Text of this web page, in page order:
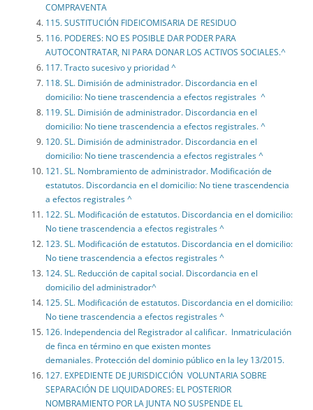
COMPRAVENTA
115. SUSTITUCIÓN FIDEICOMISARIA DE RESIDUO
116. PODERES: NO ES POSIBLE DAR PODER PARA
AUTOCONTRATAR, NI PARA DONAR LOS ACTIVOS SOCIALES.^
117. Tracto sucesivo y prioridad ^
118. SL. Dimisión de administrador. Discordancia en el
domicilio: No tiene trascendencia a efectos registrales ^
119. SL. Dimisión de administrador. Discordancia en el
domicilio: No tiene trascendencia a efectos registrales. ^
120. SL. Dimisión de administrador. Discordancia en el
domicilio: No tiene trascendencia a efectos registrales ^
121. SL. Nombramiento de administrador. Modificación de
estatutos. Discordancia en el domicilio: No tiene trascendencia
a efectos registrales ^
122. SL. Modificación de estatutos. Discordancia en el domicilio:
No tiene trascendencia a efectos registrales ^
123. SL. Modificación de estatutos. Discordancia en el domicilio:
No tiene trascendencia a efectos registrales ^
124. SL. Reducción de capital social. Discordancia en el
domicilio del administrador^
125. SL. Modificación de estatutos. Discordancia en el domicilio:
No tiene trascendencia a efectos registrales ^
126. Independencia del Registrador al calificar. Inmatriculación
de finca en término en que existen montes
demaniales. Protección del dominio público en la ley 13/2015.
127. EXPEDIENTE DE JURISDICCIÓN VOLUNTARIA SOBRE
SEPARACIÓN DE LIQUIDADORES: EL POSTERIOR
NOMBRAMIENTO POR LA JUNTA NO SUSPENDE EL